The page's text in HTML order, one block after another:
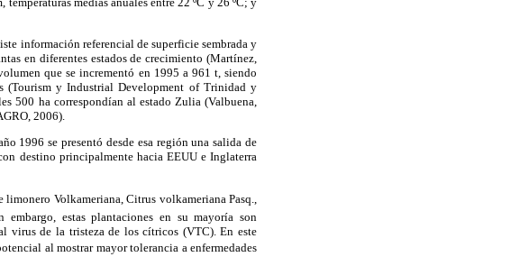
información referencial de superficie sembrada y
en diferentes estados de crecimiento (Martínez,
que se incrementó en 1995 a 961 t, siendo
(Tourism y Industrial Development of Trinidad y
500 ha correspondían al estado Zulia (Valbuena,
2006).
1996 se presentó desde esa región una salida de
destino principalmente hacia EEUU e Inglaterra
Volkameriana, Citrus volkameriana Pasq.,
estas plantaciones en su mayoría son
virus de la tristeza de los cítricos (VTC). En este
al mostrar mayor tolerancia a enfermedades